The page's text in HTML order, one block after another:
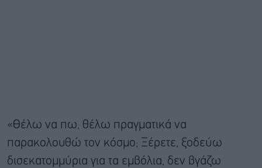
«Θέλω να πω, θέλω πραγματικά να
παρακολουθώ τον κόσμο; Ξέρετε, ξοδεύω
δισεκατομμύρια για τα εμβόλια, δεν βγάζω